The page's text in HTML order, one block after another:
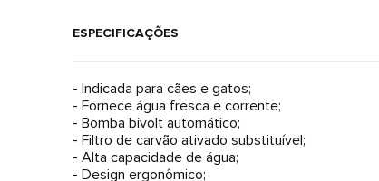
ESPECIFICAÇÕES
- Indicada para cães e gatos;
- Fornece água fresca e corrente;
- Bomba bivolt automático;
- Filtro de carvão ativado substituível;
- Alta capacidade de água;
- Design ergonômico;